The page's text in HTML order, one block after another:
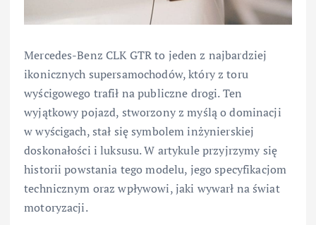
Mercedes-Benz CLK GTR to jeden z najbardziej
ikonicznych supersamochodów, który z toru
wyścigowego trafił na publiczne drogi. Ten
wyjątkowy pojazd, stworzony z myślą o dominacji
w wyścigach, stał się symbolem inżynierskiej
doskonałości i luksusu. W artykule przyjrzymy się
historii powstania tego modelu, jego specyfikacjom
technicznym oraz wpływowi, jaki wywarł na świat
motoryzacji.